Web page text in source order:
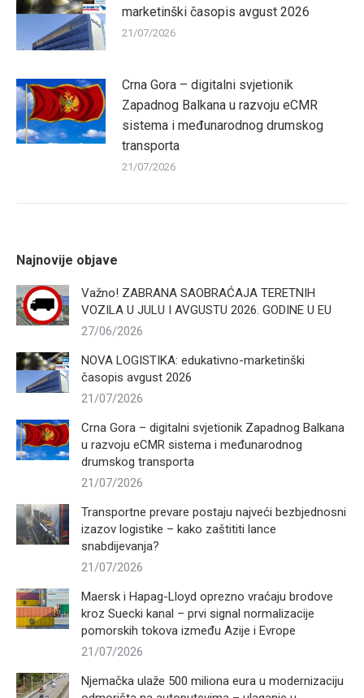
marketinški časopis avgust 2026
21/07/2026
Crna Gora – digitalni svjetionik
Zapadnog Balkana u razvoju eCMR
sistema i međunarodnog drumskog
transporta
21/07/2026
Najnovije objave
Važno! ZABRANA SAOBRAĆAJA TERETNIH
VOZILA U JULU I AVGUSTU 2026. GODINE U EU
27/06/2026
NOVA LOGISTIKA: edukativno-marketinški
časopis avgust 2026
21/07/2026
Crna Gora – digitalni svjetionik Zapadnog Balkana
u razvoju eCMR sistema i međunarodnog
drumskog transporta
21/07/2026
Transportne prevare postaju najveći bezbjednosni
izazov logistike – kako zaštititi lance
snabdijevanja?
21/07/2026
Maersk i Hapag-Lloyd oprezno vraćaju brodove
kroz Suecki kanal – prvi signal normalizacije
pomorskih tokova između Azije i Evrope
21/07/2026
Njemačka ulaže 500 miliona eura u modernizaciju